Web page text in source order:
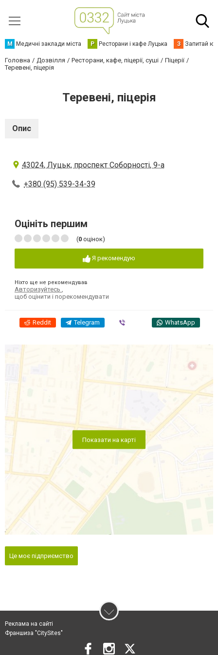
М Медичні заклади міста Р Ресторани і кафе Луцька З Запитай
Головна Дозвілля Ресторани, кафе, піцерії, суші
Піцерії
Теревені, піцерія
Теревені, піцерія
Опис
43024, Луцьк, проспект Соборності, 9-а
+380 (95) 539-34-39
Оцініть першим
(0 оцінок)
Я рекомендую
Ніхто ще не рекомендував
Авторизуйтесь
щоб оцінити і порекомендувати
Reddit Telegram WhatsApp
Показати на карті
Це моє підприємство
Реклама на сайті
Франшиза "CitySites"